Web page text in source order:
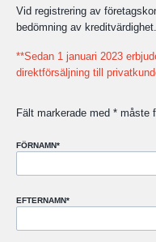
Vid registrering av
bedömning av kreditvärdighet.
**Sedan 1 januari 2023
direktförsäljning till
Fält markerade med * måste
FÖRNAMN*
EFTERNAMN*